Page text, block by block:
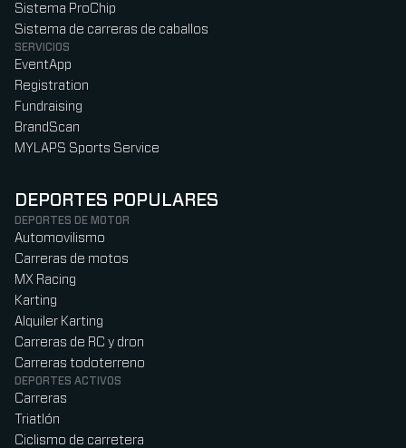
Sistema ProChip
Sistema de carreras de caballos
SERVICIOS
EventApp
Registration
Fundraising
BrandScan
MYLAPS Sports Service
DEPORTES POPULARES
DEPORTES DE MOTOR
Automovilismo
Carreras de motos
MX Racing
Karting
Alquiler Karting
Carreras de RC y dron
Carreras todoterreno
DEPORTES ACTIVOS
Carreras
Triatlón
Ciclismo de carretera